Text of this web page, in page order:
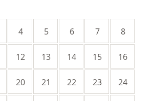
4 5 6 7 8
12 13 14 15 16
20 21 22 23 24